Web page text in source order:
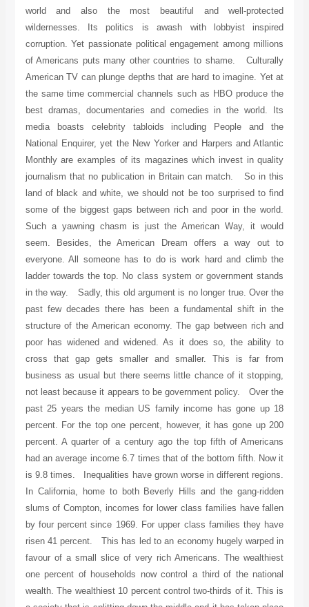
world and also the most beautiful and well-protected
wildernesses. Its politics is awash with lobbyist inspired
corruption. Yet passionate political engagement among millions
of Americans puts many other countries to shame. Culturally
American TV can plunge depths that are hard to imagine. Yet at
the same time commercial channels such as HBO produce the
best dramas, documentaries and comedies in the world. Its
media boasts celebrity tabloids including People and the
National Enquirer, yet the New Yorker and Harpers and Atlantic
Monthly are examples of its magazines which invest in quality
journalism that no publication in Britain can match. So in this
land of black and white, we should not be too surprised to find
some of the biggest gaps between rich and poor in the world.
Such a yawning chasm is just the American Way, it would
seem. Besides, the American Dream offers a way out to
everyone. All someone has to do is work hard and climb the
ladder towards the top. No class system or government stands
in the way. Sadly, this old argument is no longer true. Over the
past few decades there has been a fundamental shift in the
structure of the American economy. The gap between rich and
poor has widened and widened. As it does so, the ability to
cross that gap gets smaller and smaller. This is far from
business as usual but there seems little chance of it stopping,
not least because it appears to be government policy. Over the
past 25 years the median US family income has gone up 18
percent. For the top one percent, however, it has gone up 200
percent. A quarter of a century ago the top fifth of Americans
had an average income 6.7 times that of the bottom fifth. Now it
is 9.8 times. Inequalities have grown worse in different regions.
In California, home to both Beverly Hills and the gang-ridden
slums of Compton, incomes for lower class families have fallen
by four percent since 1969. For upper class families they have
risen 41 percent. This has led to an economy hugely warped in
favour of a small slice of very rich Americans. The wealthiest
one percent of households now control a third of the national
wealth. The wealthiest 10 percent control two-thirds of it. This is